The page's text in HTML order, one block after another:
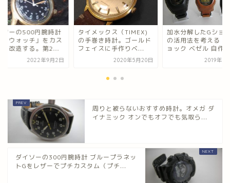
メックス（TIMEX)
巻き時計。ゴールド
イスに手作りベ...
2020年5月20日
加水分解したGショック
の活用法を考える（Gシ
ョック ベゼル 自作）
2019年5月18日
ダイソーの500円腕
「ミリウォッチ」を
タム・改造する。第
2022年9
周りと被らないおすすめ時計。オメガ ダ
イナミック オンでもオフでも気取ら...
ダイソーの300円腕時計 ブループラネッ
トGをレザーでプチカスタム（プチ...